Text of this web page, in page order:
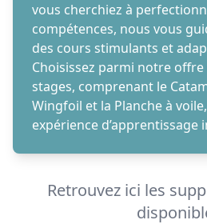
vous cherchiez à
compétences, nous vous
des cours stimulants et
Choisissez parmi notre
stages, comprenant le
Wingfoil et la Planche à
expérience d’apprentissage
Retrouvez ici les